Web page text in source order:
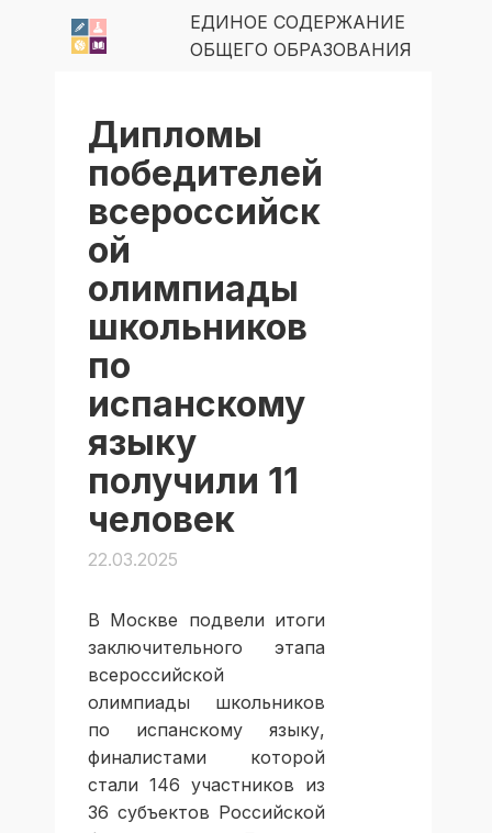
ЕДИНОЕ СОДЕРЖАНИЕ
ОБЩЕГО ОБРАЗОВАНИЯ
Дипломы
победителей
всероссийск
ой
олимпиады
школьников
по
испанскому
языку
получили 11
человек
22.03.2025
В Москве подвели итоги
заключительного этапа
всероссийской
олимпиады школьников
по испанскому языку,
финалистами которой
стали 146 участников из
36 субъектов Российской